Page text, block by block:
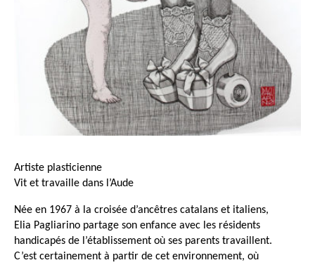
Artiste plasticienne
Vit et travaille dans l’Aude
Née en 1967 à la croisée d’ancêtres catalans et italiens,
Elia Pagliarino partage son enfance avec les résidents
handicapés de l’établissement où ses parents travaillent.
C’est certainement à partir de cet environnement, où